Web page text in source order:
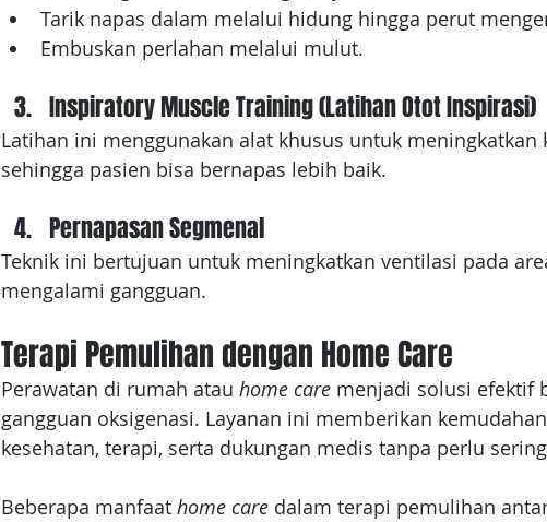
Tarik napas dalam melalui hidung hingga perut
Embuskan perlahan melalui mulut.
Inspiratory Muscle Training (Latihan Otot Inspirasi)
Latihan ini menggunakan alat khusus untuk meningkatkan
sehingga pasien bisa bernapas lebih baik.
Pernapasan Segmenal
Teknik ini bertujuan untuk meningkatkan ventilasi pada
mengalami gangguan.
Terapi Pemulihan dengan Home Care
Perawatan di rumah atau home care menjadi solusi efektif
gangguan oksigenasi. Layanan ini memberikan
kesehatan, terapi, serta dukungan medis tanpa perlu
Beberapa manfaat home care dalam terapi pemulihan